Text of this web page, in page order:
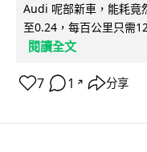
Audi 呢部新車，能耗竟
至0.24，每百公里只需
閱讀全文
7 1 ↗ 分享